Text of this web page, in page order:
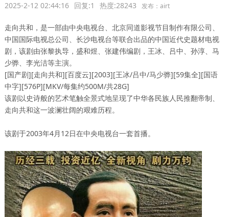
2025-2-12 02:44:16 回复:1 热度:28243 发布：airt
走向共和，是一部由中央电视台、北京同道影视节目制作有限公司、
中国国际电视总公司、长沙电视台等联合出品的中国近代史题材电视
剧，该剧由张黎执导，盛和煜、张建伟编剧，王冰、吕中、孙淳、马
少骅、李光洁等主演。
[国产剧][走向共和][百度云][2003][王冰/吕中/马少骅][59集全][国语
中字][576P][MKV/每集约500M/共28G]
该剧以史诗般的艺术笔触全景式地呈现了中华各民族人民推翻帝制、
走向共和这一波澜壮阔的艰难历程。
该剧于2003年4月12日在中央电视台一套首播。